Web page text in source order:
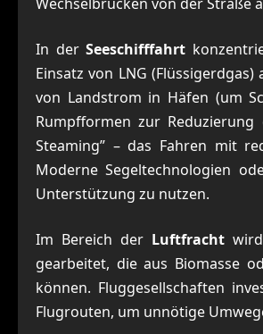
In derSeeschifffahrt
Einsatz von LNG
von Landstrom in Häfen (um
Rumpfformen zur
Steaming” – das Fahren mit
Moderne Segeltechnologien
Unterstützung zu nutzen.
Im Bereich der Luftfrachtwird
gearbeitet, die aus Biomasse
können. Fluggesellschaften
Flugrouten, um unnötige